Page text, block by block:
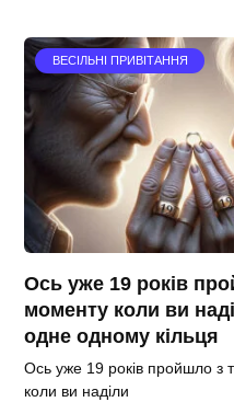
ВЕСІЛЬНІ ПРИВІТАННЯ
Ось уже 19 років
моменту коли ви
одне одному кільця
Ось уже 19 років пройшло з
коли ви наділи